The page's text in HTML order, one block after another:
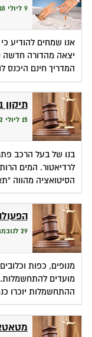
9 ליולי 2018
אנו שמחים להודיע
יצאה מהדורה חדשה
המדריך חינם היכנס
תיקון
15 ליולי 2002
בנו של בעל הרכב
לרדיאטור. המים
הסיטואציה מהווה
29 לנובמבר 2001
מנופים, כפות
מועדים
ההתחשמלות יוכרו